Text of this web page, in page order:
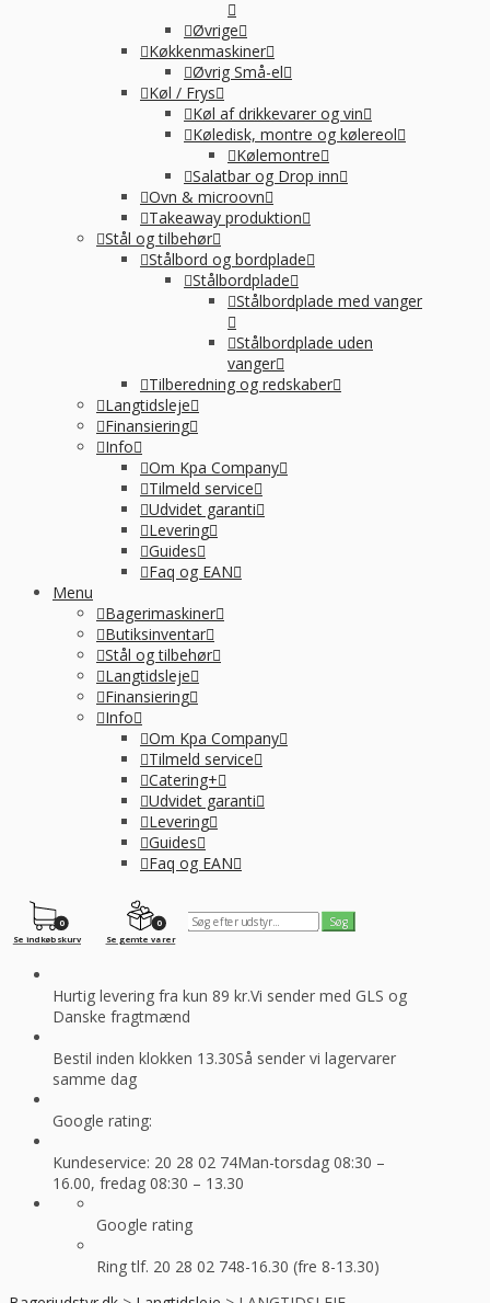
Øvrige
Køkkenmaskiner
Øvrig Små-el
Køl / Frys
Køl af drikkevarer og vin
Køledisk, montre og kølereol
Kølemontre
Salatbar og Drop inn
Ovn & microovn
Takeaway produktion
Stål og tilbehør
Stålbord og bordplade
Stålbordplade
Stålbordplade med vanger
Stålbordplade uden
vanger
Tilberedning og redskaber
Langtidsleje
Finansiering
Info
Om Kpa Company
Tilmeld service
Udvidet garanti
Levering
Guides
Faq og EAN
Menu
Bagerimaskiner
Butiksinventar
Stål og tilbehør
Langtidsleje
Finansiering
Info
Om Kpa Company
Tilmeld service
Catering+
Udvidet garanti
Levering
Guides
Faq og EAN
0
Se gemte varer
0
Se indkøbskurv
Hurtig levering fra kun 89 kr.Vi sender med GLS og
Danske fragtmænd
Bestil inden klokken 13.30Så sender vi lagervarer
samme dag
Google rating:
Kundeservice: 20 28 02 74Man-torsdag 08:30 –
16.00, fredag 08:30 – 13.30
Google rating
Ring tlf. 20 28 02 748-16.30 (fre 8-13.30)